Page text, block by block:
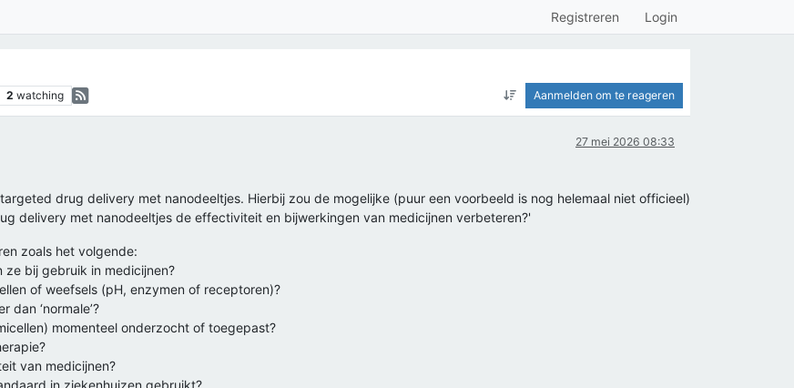
Registreren Login
2 watching Aanmelden om te reageren
27 mei 2026 08:33
drug delivery met nanodeeltjes. Hierbij zou de mogelijke (puur een voorbeeld is nog helemaal niet officieel)
delivery met nanodeeltjes de effectiviteit en bijwerkingen van medicijnen verbeteren?'
zoals het volgende:
ze bij gebruik in medicijnen?
of weefsels (pH, enzymen of receptoren)?
dan ‘normale’?
momenteel onderzocht of toegepast?
van medicijnen?
in ziekenhuizen gebruikt?